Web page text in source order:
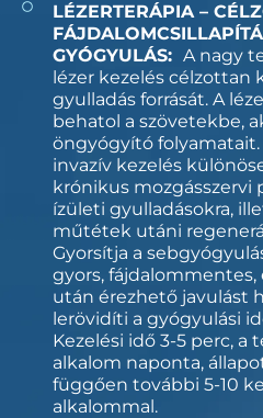
LÉZERTERÁPIA –
GYÓGYULÁS: A nagy
lézer kezelés célzottan
gyulladás forrását. A
behatol a szövetekbe,
öngyógyító folyamatait.
invazív kezelés
krónikus mozgásszervi
ízületi gyulladásokra,
műtétek utáni
Gyorsítja a
gyors,
után érezhető javulást
lerövidíti a gyógyulási
Kezelési idő 3-5 perc, a
alkalom naponta,
függően további 5-10
alkalommal.